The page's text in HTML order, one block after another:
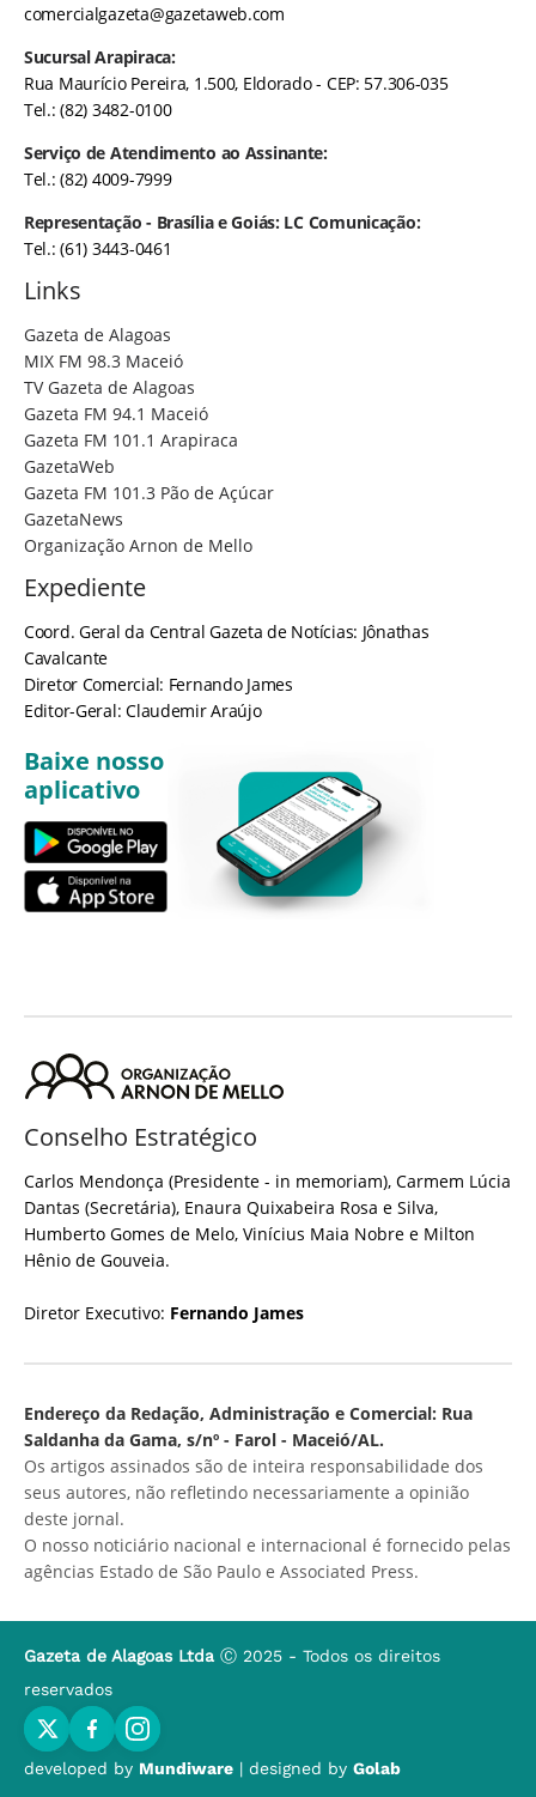
comercialgazeta@gazetaweb.com
Sucursal Arapiraca:
Rua Maurício Pereira, 1.500, Eldorado - CEP: 57.306-035
Tel.: (82) 3482-0100
Serviço de Atendimento ao Assinante:
Tel.: (82) 4009-7999
Representação - Brasília e Goiás: LC Comunicação:
Tel.: (61) 3443-0461
Links
Gazeta de Alagoas
MIX FM 98.3 Maceió
TV Gazeta de Alagoas
Gazeta FM 94.1 Maceió
Gazeta FM 101.1 Arapiraca
GazetaWeb
Gazeta FM 101.3 Pão de Açúcar
GazetaNews
Organização Arnon de Mello
Expediente
Coord. Geral da Central Gazeta de Notícias: Jônathas
Cavalcante
Diretor Comercial: Fernando James
Editor-Geral: Claudemir Araújo
Baixe nosso
aplicativo
Conselho Estratégico
Carlos Mendonça (Presidente - in memoriam), Carmem Lúcia
Dantas (Secretária), Enaura Quixabeira Rosa e Silva,
Humberto Gomes de Melo, Vinícius Maia Nobre e Milton
Hênio de Gouveia.
Diretor Executivo: Fernando James
Endereço da Redação, Administração e Comercial: Rua
Saldanha da Gama, s/nº - Farol - Maceió/AL.
Os artigos assinados são de inteira responsabilidade dos
seus autores, não refletindo necessariamente a opinião
deste jornal.
O nosso noticiário nacional e internacional é fornecido pelas
agências Estado de São Paulo e Associated Press.
Gazeta de Alagoas Ltda Ⓒ 2025 - Todos os direitos
reservados
developed by Mundiware | designed by Golab